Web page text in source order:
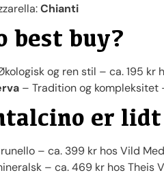
Chianti
best buy?
og ren stil – ca. 195 kr
– Tradition og kompleksitet
er
– ca. 399 kr hos Vild
– ca. 469 kr hos Theis